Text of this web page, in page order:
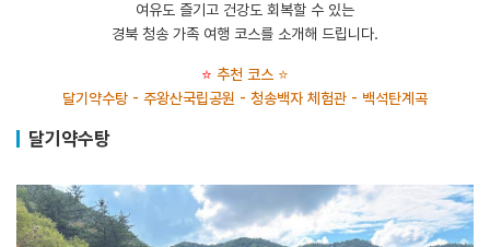
여유도 즐기고 건강도 회복할 수 있는
경북 청송 가족 여행 코스를 소개해 드립니다.
⭐ 추천 코스 ⭐
달기약수탕 - 주왕산국립공원 - 청송백자 체험관 - 백석탄계곡
달기약수탕